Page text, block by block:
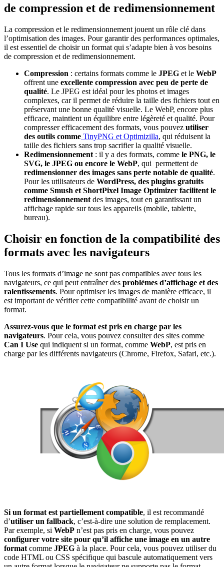
de compression et de redimensionnement
La compression et le redimensionnement jouent un rôle clé dans
l’optimisation des images. Pour garantir des performances optimales,
il est essentiel de choisir un format qui s’adapte bien à vos besoins
de compression et de redimensionnement.
Compression : certains formats comme le JPEG et le WebP
offrent une excellente compression avec peu de perte de
qualité. Le JPEG est idéal pour les photos et images
complexes, car il permet de réduire la taille des fichiers tout en
préservant une bonne qualité visuelle. Le WebP, encore plus
efficace, maintient un équilibre entre légèreté et qualité. Pour
compresser efficacement des formats, vous pouvez utiliser
des outils comme TinyPNG et Optimizilla, qui réduisent la
taille des fichiers sans trop sacrifier la qualité visuelle.
Redimensionnement : il y a des formats, comme le PNG, le
SVG, le JPEG ou encore le WebP, qui permettent de
redimensionner des images sans perte notable de qualité.
Pour les utilisateurs de WordPress, des plugins gratuits
comme Smush et ShortPixel Image Optimizer facilitent le
redimensionnement des images, tout en garantissant un
affichage rapide sur tous les appareils (mobile, tablette,
bureau).
Choisir en fonction de la compatibilité des
formats avec les navigateurs
Tous les formats d’image ne sont pas compatibles avec tous les
navigateurs, ce qui peut entraîner des problèmes d’affichage et des
ralentissements. Pour optimiser les images de manière efficace, il
est important de vérifier cette compatibilité avant de choisir un
format.
Assurez-vous que le format est pris en charge par les
navigateurs. Pour cela, vous pouvez consulter des sites comme
Can I Use qui indiquent si un format, comme WebP, est pris en
charge par les différents navigateurs (Chrome, Firefox, Safari, etc.).
Si un format est partiellement compatible, il est recommandé
d’utiliser un fallback, c’est-à-dire une solution de remplacement.
Par exemple, si WebP n’est pas pris en charge, vous pouvez
configurer votre site pour qu’il affiche une image en un autre
format comme JPEG à la place. Pour cela, vous pouvez utiliser du
code HTML ou CSS spécifique qui bascule automatiquement vers